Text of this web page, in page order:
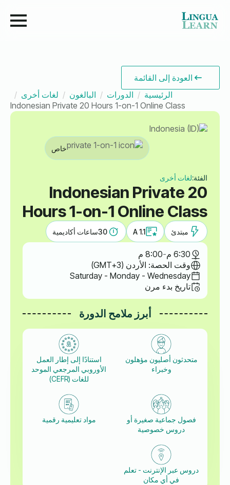
العودة إلى القائمة
الرئيسية
الدورات البالغون
لغات أخرى
Indonesian Private 20 Hours 1-on-1 Online Class
خاص
الفئة:لغات أخرى
Indonesian Private 20
Hours 1-on-1 Online Class
مبتدئ A 1.1
30ساعات أكاديمية
6:30 م -8:00 م
وقت الحصة: الأردن (GMT+3)
Saturday - Monday - Wednesday
تاريخ بدء مرن
أبرز ملامح الدورة
متحدثون أصليون مؤهلون
وخبراء
استنادًا إلى إطار العمل
الأوروبي المرجعي الموحد
للغات (CEFR)
فصول جماعية صغيرة أو
دروس خصوصية
مواد تعليمية رقمية
دروس عبر الإنترنت - تعلم
في أي مكان